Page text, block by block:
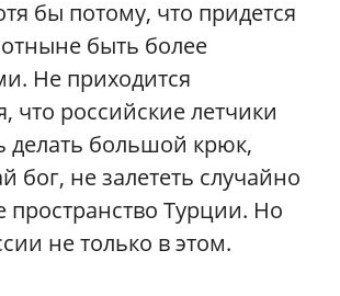
бы потому, что придется
отныне быть более
Не приходится
что российские летчики
делать большой крюк,
бог, не залететь случайно
пространство Турции. Но
не только в этом.